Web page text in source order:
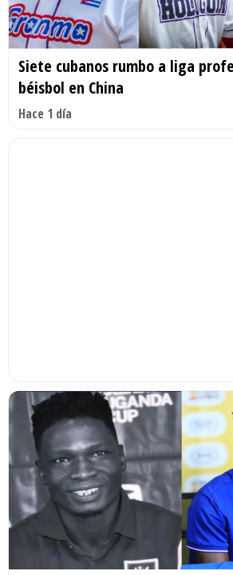
Siete cubanos rumbo a liga
béisbol en China
Hace 1 día